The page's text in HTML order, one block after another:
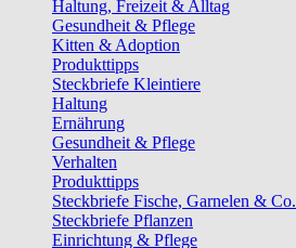
Haltung, Freizeit & Alltag
Gesundheit & Pflege
Kitten & Adoption
Produkttipps
Steckbriefe Kleintiere
Haltung
Ernährung
Gesundheit & Pflege
Verhalten
Produkttipps
Steckbriefe Fische, Garnelen & Co.
Steckbriefe Pflanzen
Einrichtung & Pflege